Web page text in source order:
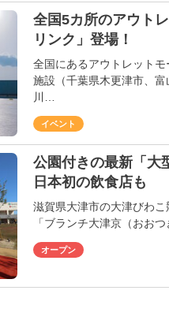
全国5カ所のアウト
リンク」登場！
全国にあるアウトレット
施設（千葉県木更津市、
川…
イベント
公園付きの最新「
日本初の飲食店も
滋賀県大津市の大津びわ
「ブランチ大津京（おお
オープン